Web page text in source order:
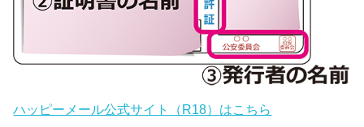
ハッピーメール公式サイト（R18）はこちら